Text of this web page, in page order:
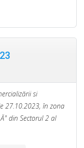
si
27.10.2023, în zona
din Sectorul 2 al